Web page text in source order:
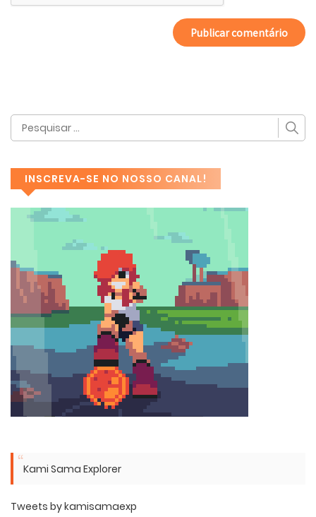
INSCREVA-SE NO NOSSO CANAL!
Kami Sama Explorer
Tweets by kamisamaexp